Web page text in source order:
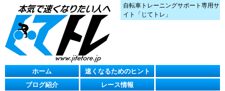
自転車トレーニングサポート専用サ
イト「じてトレ」
ホーム
速くなるためのヒント
ブログ紹介
レース情報